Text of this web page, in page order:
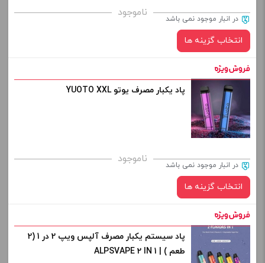
برای فعال شدن سبد خرید و نمایش قیمت ، گزینه های محصول را
از کادر بالا انتخاب کنید.
+
افزودن به سبد خرید
ناموجود در انبار موجود نمی باشد
انتخاب گزینه ها
طعم:
برای فعال شدن سبد خرید و نمایش قیمت ، گزینه های محصول را
از کادر بالا انتخاب کنید.
+
افزودن به سبد خرید
پاد یکبار مصرف یوتو YUOTO XXL
ناموجود در انبار موجود نمی باشد
انتخاب گزینه ها
طعم:
پاد سیستم یکبار مصرف آلپس ویپ 2 در 1 (2
طعم ) | ALPSVAPE 2 IN 1